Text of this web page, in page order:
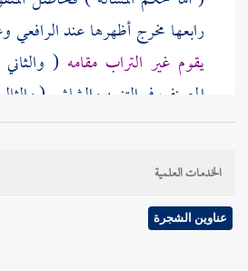
رابعها مخرج أظهرها عندالرافعي
يقوم غير التراب مقامه (
المصنففي التنبيه والشاشي (
التراب دون وجوده ( والرابع ) :
كالثياب دون الأواني ونحوها ،
المصنفالخدمات العلمية
عناوين الشجرة